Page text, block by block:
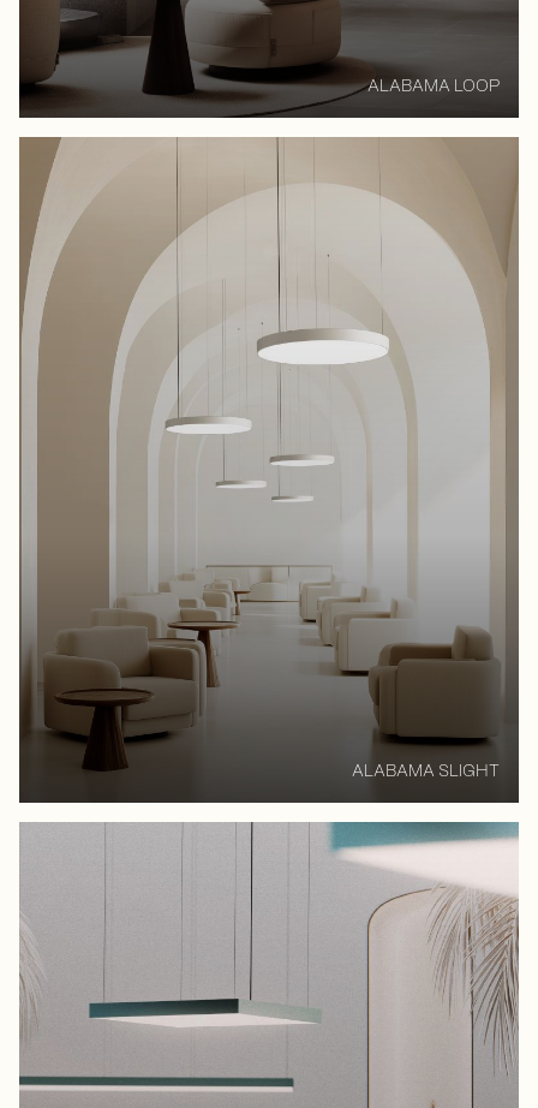
ALABAMA LOOP
ALABAMA SLIGHT